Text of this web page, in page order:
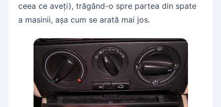
ceea ce aveți), trăgând-o spre partea din spate
a masinii, așa cum se arată mai jos.